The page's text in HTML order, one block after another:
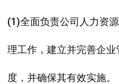
(1)全面负责公司人力资
理工作，建立并完善企
度，并确保其有效实施。